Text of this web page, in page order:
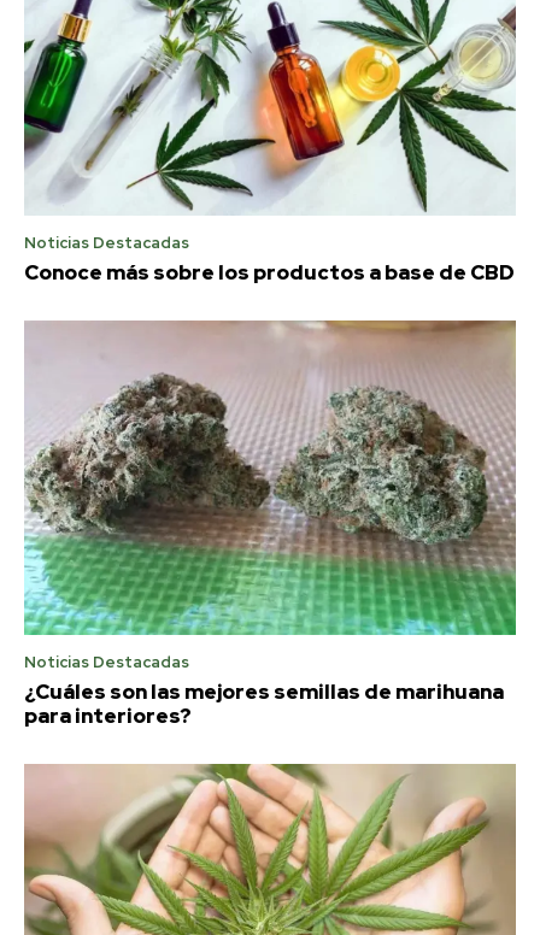
Noticias Destacadas
Conoce más sobre los productos a base de CBD
Noticias Destacadas
¿Cuáles son las mejores semillas de marihuana
para interiores?